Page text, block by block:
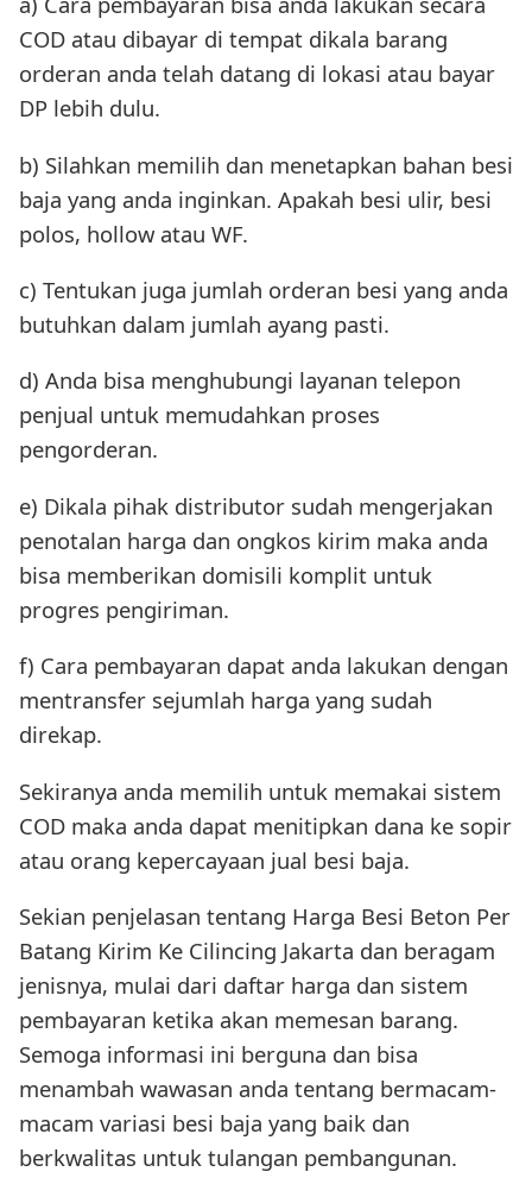
COD atau dibayar di tempat dikala barang
orderan anda telah datang di lokasi atau bayar
DP lebih dulu.
b) Silahkan memilih dan menetapkan bahan besi
baja yang anda inginkan. Apakah besi ulir, besi
polos, hollow atau WF.
c) Tentukan juga jumlah orderan besi yang anda
butuhkan dalam jumlah ayang pasti.
d) Anda bisa menghubungi layanan telepon
penjual untuk memudahkan proses
pengorderan.
e) Dikala pihak distributor sudah mengerjakan
penotalan harga dan ongkos kirim maka anda
bisa memberikan domisili komplit untuk
progres pengiriman.
f) Cara pembayaran dapat anda lakukan dengan
mentransfer sejumlah harga yang sudah
direkap.
Sekiranya anda memilih untuk memakai sistem
COD maka anda dapat menitipkan dana ke sopir
atau orang kepercayaan jual besi baja.
Sekian penjelasan tentang Harga Besi Beton Per
Batang Kirim Ke Cilincing Jakarta dan beragam
jenisnya, mulai dari daftar harga dan sistem
pembayaran ketika akan memesan barang.
Semoga informasi ini berguna dan bisa
menambah wawasan anda tentang bermacam-
macam variasi besi baja yang baik dan
berkwalitas untuk tulangan pembangunan.